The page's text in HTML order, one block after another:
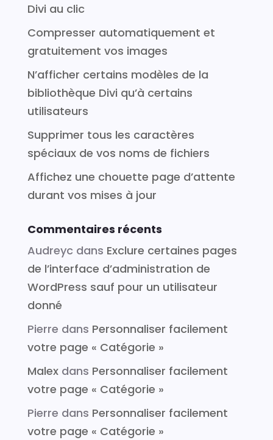
Divi au clic
Compresser automatiquement et
gratuitement vos images
N’afficher certains modèles de la
bibliothèque Divi qu’à certains
utilisateurs
Supprimer tous les caractères
spéciaux de vos noms de fichiers
Affichez une chouette page d’attente
durant vos mises à jour
Commentaires récents
Audreyc dans Exclure certaines pages
de l’interface d’administration de
WordPress sauf pour un utilisateur
donné
Pierre dans Personnaliser facilement
votre page « Catégorie »
Malexdans Personnaliser facilement
votre page « Catégorie »
Pierre dans Personnaliser facilement
votre page « Catégorie »